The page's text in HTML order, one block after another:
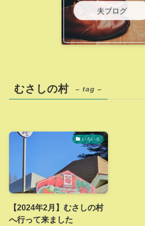
夫ブログ
むさしの村 – tag –
いろいろ
【2024年2月】むさしの村
へ行って来ました